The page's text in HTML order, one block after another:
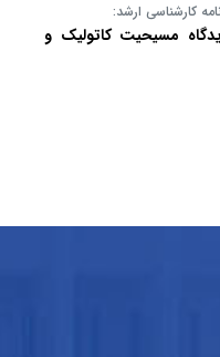
کارشناسی ارشد:
مسیحیت کاتولیک و